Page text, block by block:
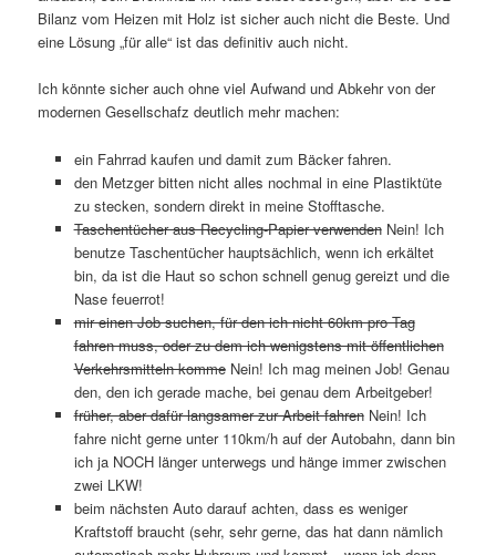
Bilanz vom Heizen mit Holz ist sicher auch nicht die Beste. Und
eine Lösung „für alle“ ist das definitiv auch nicht.
Ich könnte sicher auch ohne viel Aufwand und Abkehr von der
modernen Gesellschafz deutlich mehr machen:
ein Fahrrad kaufen und damit zum Bäcker fahren.
den Metzger bitten nicht alles nochmal in eine Plastiktüte
zu stecken, sondern direkt in meine Stofftasche.
Taschentücher aus Recycling-Papier verwendenNein! Ich
benutze Taschentücher hauptsächlich, wenn ich erkältet
bin, da ist die Haut so schon schnell genug gereizt und die
Nase feuerrot!
mir einen Job suchen, für den ich nicht 60km pro Tag
fahren muss, oder zu dem ich wenigstens mit öffentlichen
Verkehrsmitteln kommeNein! Ich mag meinen Job! Genau
den, den ich gerade mache, bei genau dem Arbeitgeber!
früher, aber dafür langsamer zur Arbeit fahrenNein! Ich
fahre nicht gerne unter 110km/h auf der Autobahn, dann bin
ich ja NOCH länger unterwegs und hänge immer zwischen
zwei LKW!
beim nächsten Auto darauf achten, dass es weniger
Kraftstoff braucht (sehr, sehr gerne, das hat dann nämlich